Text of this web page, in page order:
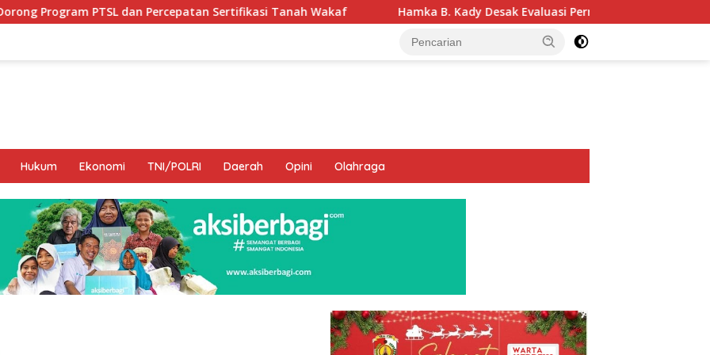
Percepatan Sertifikasi Tanah Wakaf Hamka B. Kady Desak Evaluasi Permenhub Nomor 28/2022: Biar
Hukum Ekonomi TNI/POLRI Daerah Opini Olahraga